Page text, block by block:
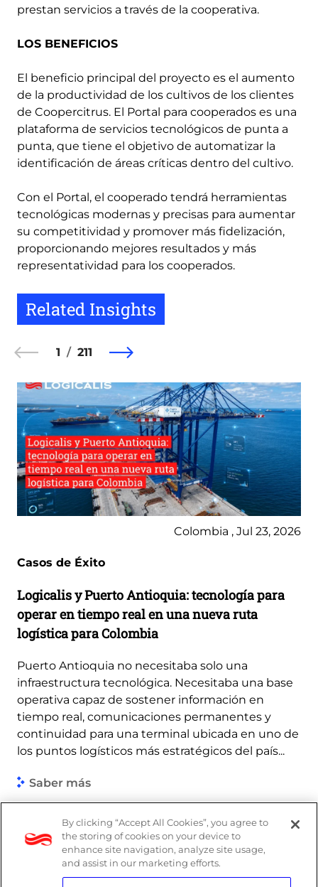
prestan servicios a través de la cooperativa.
LOS BENEFICIOS
El beneficio principal del proyecto es el aumento
de la productividad de los cultivos de los clientes
de Coopercitrus. El Portal para cooperados es una
plataforma de servicios tecnológicos de punta a
punta, que tiene el objetivo de automatizar la
identificación de áreas críticas dentro del cultivo.
Con el Portal, el cooperado tendrá herramientas
tecnológicas modernas y precisas para aumentar
su competitividad y promover más fidelización,
proporcionando mejores resultados y más
representatividad para los cooperados.
Related Insights
1 211
Colombia , Jul 23, 2026
Casos de Éxito
Logicalis y Puerto Antioquia: tecnología para
operar en tiempo real en una nueva ruta
logística para Colombia
Puerto Antioquia no necesitaba solo una
infraestructura tecnológica. Necesitaba una base
operativa capaz de sostener información en
tiempo real, comunicaciones permanentes y
continuidad para una terminal ubicada en uno de
los puntos logísticos más estratégicos del país...
Saber más
By clicking “Accept All Cookies”, you agree to
the storing of cookies on your device to
enhance site navigation, analyze site usage,
and assist in our marketing efforts.